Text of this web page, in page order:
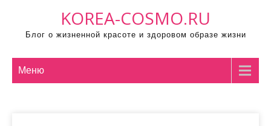
KOREA-COSMO.RU
Блог о жизненной красоте и здоровом образе жизни
Меню